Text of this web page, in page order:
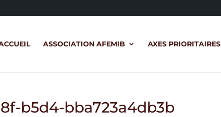
ASSOCIATION AFEMIB AXES PRIORITAIRES
b5d4-bba723a4db3b